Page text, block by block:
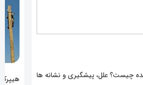
چیست؟ علل، پیشگیری و نشانه ها